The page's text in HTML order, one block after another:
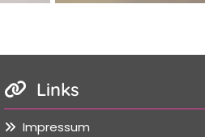
 Links
 Impressum